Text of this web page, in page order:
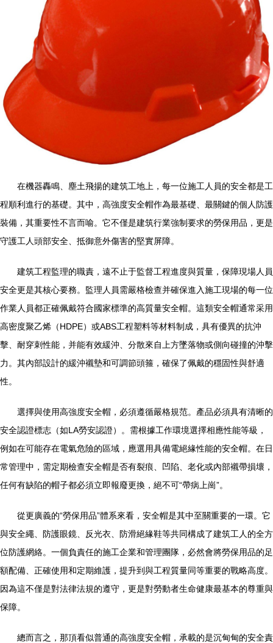
在機器轟鳴、塵土飛揚的建筑工地上，每一位施工人員的安全都是工
程順利進行的基礎。其中，高強度安全帽作為最基礎、最關鍵的個人防護
裝備，其重要性不言而喻。它不僅是建筑行業強制要求的勞保用品，更是
守護工人頭部安全、抵御意外傷害的堅實屏障。
建筑工程監理的職責，遠不止于監督工程進度與質量，保障現場人員
安全更是其核心要務。監理人員需嚴格檢查并確保進入施工現場的每一位
作業人員都正確佩戴符合國家標準的高質量安全帽。這類安全帽通常采用
高密度聚乙烯（HDPE）或ABS工程塑料等材料制成，具有優異的抗沖
擊、耐穿刺性能，并能有效緩沖、分散來自上方墜落物或側向碰撞的沖擊
力。其內部設計的緩沖襯墊和可調節頭箍，確保了佩戴的穩固性與舒適
性。
選擇與使用高強度安全帽，必須遵循嚴格規范。產品必須具有清晰的
安全認證標志（如LA勞安認證）。需根據工作環境選擇相應性能等級，
例如在可能存在電氣危險的區域，應選用具備電絕緣性能的安全帽。在日
常管理中，需定期檢查安全帽是否有裂痕、凹陷、老化或內部襯帶損壞，
任何有缺陷的帽子都必須立即報廢更換，絕不可“帶病上崗”。
從更廣義的“勞保用品”體系來看，安全帽是其中至關重要的一環。它
與安全繩、防護眼鏡、反光衣、防滑絕緣鞋等共同構成了建筑工人的全方
位防護網絡。一個負責任的施工企業和管理團隊，必然會將勞保用品的足
額配備、正確使用和定期維護，提升到與工程質量同等重要的戰略高度。
因為這不僅是對法律法規的遵守，更是對勞動者生命健康最基本的尊重與
保障。
總而言之，那頂看似普通的高強度安全帽，承載的是沉甸甸的安全責